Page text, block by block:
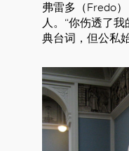
弗雷多（Fredo
人。“你伤透了
典台词，但公私